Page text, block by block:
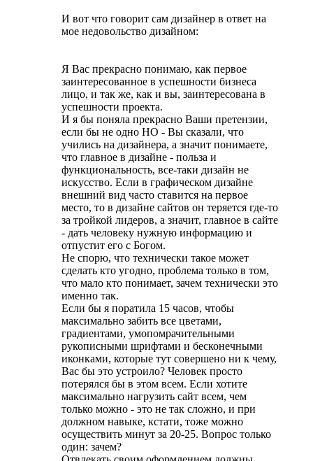
И вот что говорит сам дизайнер в ответ на
мое недовольство дизайном:
Я Вас прекрасно понимаю, как первое
заинтересованное в успешности бизнеса
лицо, и так же, как и вы, заинтересована в
успешности проекта.
И я бы поняла прекрасно Ваши претензии,
если бы не одно НО - Вы сказали, что
учились на дизайнера, а значит понимаете,
что главное в дизайне - польза и
функциональность, все-таки дизайн не
искусство. Если в графическом дизайне
внешний вид часто ставится на первое
место, то в дизайне сайтов он теряется где-то
за тройкой лидеров, а значит, главное в сайте
- дать человеку нужную информацию и
отпустит его с Богом.
Не спорю, что технически такое может
сделать кто угодно, проблема только в том,
что мало кто понимает, зачем технически это
именно так.
Если бы я поратила 15 часов, чтобы
максимально забить все цветами,
градиентами, умопомрачительными
рукописными шрифтами и бесконечными
иконками, которые тут совершено ни к чему,
Вас бы это устроило? Человек просто
потерялся бы в этом всем. Если хотите
максимально нагрузить сайт всем, чем
только можно - это не так сложно, и при
должном навыке, кстати, тоже можно
осуществить минут за 20-25. Вопрос только
один: зачем?